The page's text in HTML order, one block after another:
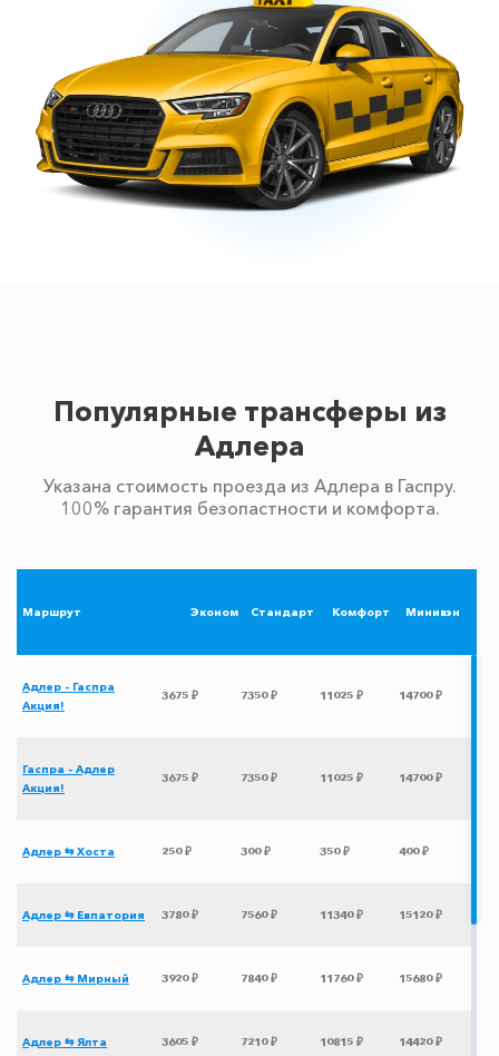
Популярные трансферы из
Адлера
Указана стоимость проезда из Адлера в Гаспру.
100% гарантия безопастности и комфорта.
Маршрут Эконом Стандарт Комфорт Минивэн
Адлер - Гаспра
Акция!
3675 ₽ 7350 ₽ 11025 ₽ 14700 ₽
Гаспра - Адлер
Акция!
3675 ₽ 7350 ₽ 11025 ₽ 14700 ₽
Адлер ⇆ Хоста 250 ₽ 300 ₽ 350 ₽ 400 ₽
Адлер ⇆ Евпатория 3780 ₽ 7560 ₽ 11340 ₽ 15120 ₽
Адлер ⇆ Мирный 3920 ₽ 7840 ₽ 11760 ₽ 15680 ₽
Адлер ⇆ Ялта 3605 ₽ 7210 ₽ 10815 ₽ 14420 ₽